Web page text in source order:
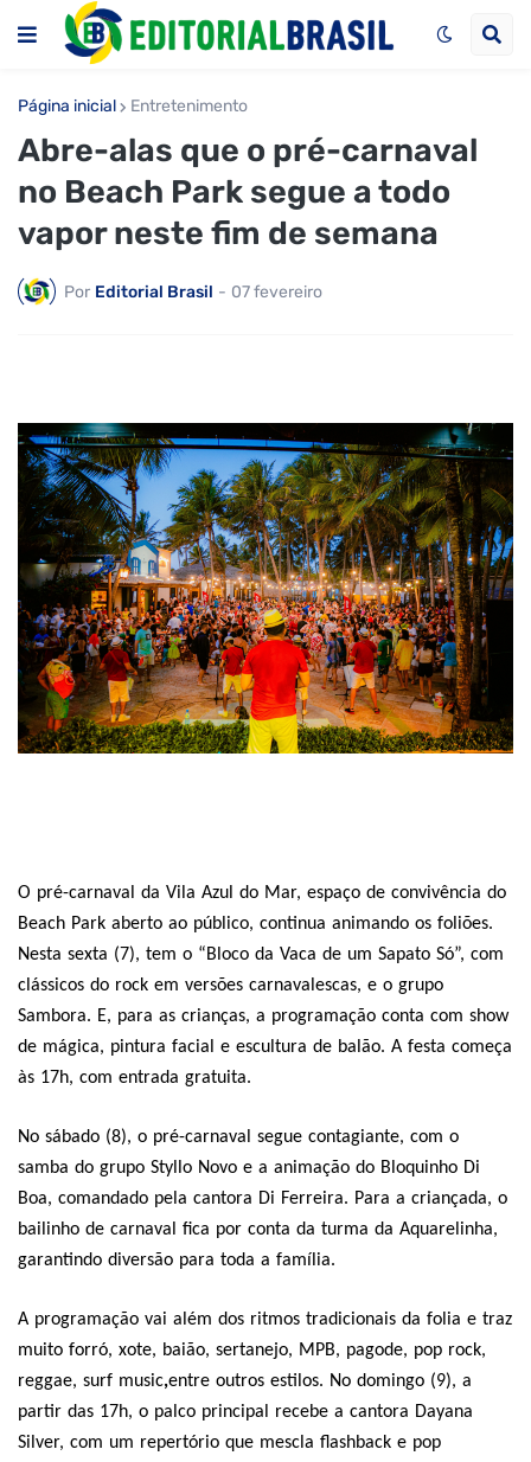
Página inicial Entretenimento
Abre-alas que o pré-carnaval
no Beach Park segue a todo
vapor neste fim de semana
Por Editorial Brasil - 07 fevereiro
O pré-carnaval da Vila Azul do Mar, espaço de convivência do
Beach Park aberto ao público, continua animando os foliões.
Nesta sexta (7), tem o “Bloco da Vaca de um Sapato Só”, com
clássicos do rock em versões carnavalescas, e o grupo
Sambora. E, para as crianças, a programação conta com show
de mágica, pintura facial e escultura de balão. A festa começa
às 17h, com entrada gratuita.
No sábado (8), o pré-carnaval segue contagiante, com o
samba do grupo Styllo Novo e a animação do Bloquinho Di
Boa, comandado pela cantora Di Ferreira. Para a criançada, o
bailinho de carnaval fica por conta da turma da Aquarelinha,
garantindo diversão para toda a família.
A programação vai além dos ritmos tradicionais da folia e traz
muito forró, xote, baião, sertanejo, MPB, pagode, pop rock,
reggae, surf music,entre outros estilos. No domingo (9), a
partir das 17h, o palco principal recebe a cantora Dayana
Silver, com um repertório que mescla flashback e pop